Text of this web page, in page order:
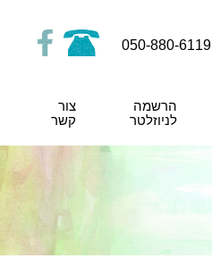
050-880-6119
הרשמה
לניוזלטר
צור
קשר